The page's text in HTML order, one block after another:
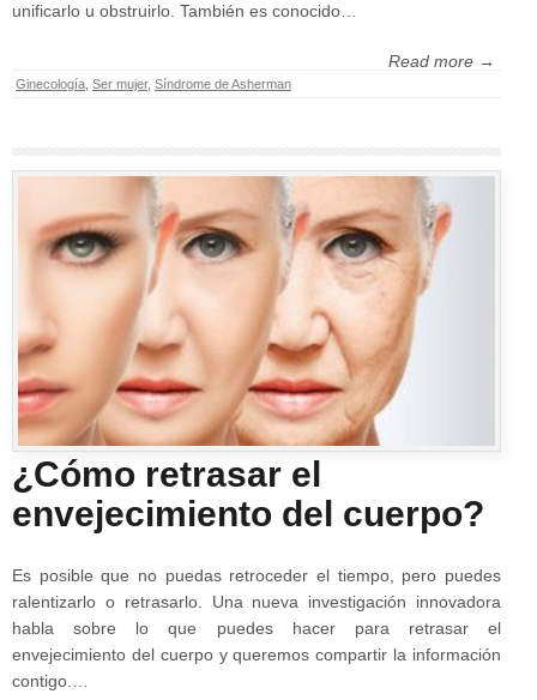
unificarlo u obstruirlo. También es conocido…
Read more →
Ginecología, Ser mujer, Síndrome de Asherman
¿Cómo retrasar el
envejecimiento del cuerpo?
Es posible que no puedas retroceder el tiempo, pero puedes
ralentizarlo o retrasarlo. Una nueva investigación innovadora
habla sobre lo que puedes hacer para retrasar el
envejecimiento del cuerpo y queremos compartir la información
contigo.…